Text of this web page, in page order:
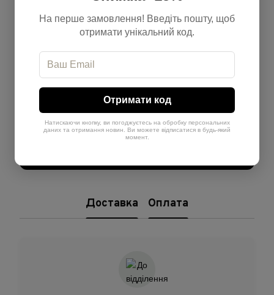
Відгуки
Додайте перший відгук
Доставка Оплата
На перше замовлення! Введіть пошту, щоб
отримати унікальний код.
Отримати код
Натискаючи кнопку, ви погоджуєтесь на обробку персональних
даних та отримання новин. Ви можете відписатися в будь-який
момент.